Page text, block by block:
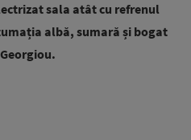
sala atât cu refrenul
albă, sumară și bogat